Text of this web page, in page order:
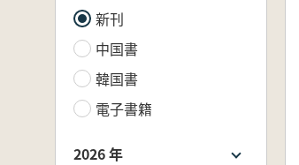
新刊
中国書
韓国書
電子書籍
2026 年